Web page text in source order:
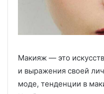
Макияж — это
и выражения своей
моде, тенденции в